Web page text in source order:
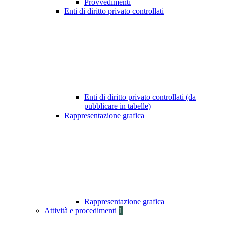
Provvedimenti
Enti di diritto privato controllati
Enti di diritto privato controllati (da
pubblicare in tabelle)
Rappresentazione grafica
Rappresentazione grafica
Attività e procedimenti 1